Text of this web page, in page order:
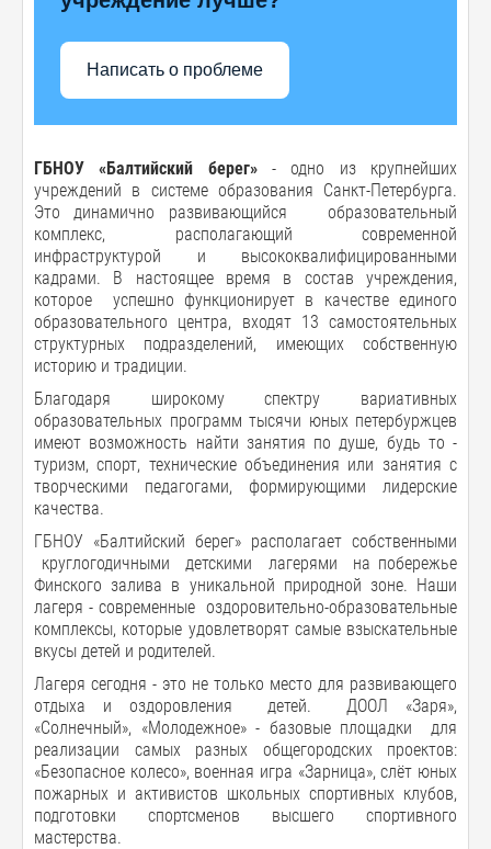
Написать о проблеме
ГБНОУ «Балтийский берег»- одно из крупнейших
учреждений в системе образования Санкт-Петербурга.
Это динамично развивающийся образовательный
комплекс, располагающий современной
инфраструктурой и высококвалифицированными
кадрами. В настоящее время в состав учреждения,
которое успешно функционирует в качестве единого
образовательного центра, входят 13 самостоятельных
структурных подразделений, имеющих собственную
историю и традиции.
Благодаря широкому спектру вариативных
образовательных программ тысячи юных петербуржцев
имеют возможность найти занятия по душе, будь то -
туризм, спорт, технические объединения или занятия с
творческими педагогами, формирующими лидерские
качества.
ГБНОУ «Балтийский берег» располагает собственными
круглогодичными детскими лагерями на побережье
Финского залива в уникальной природной зоне. Наши
лагеря - современные оздоровительно-образовательные
комплексы, которые удовлетворят самые взыскательные
вкусы детей и родителей.
Лагеря сегодня - это не только место для развивающего
отдыха и оздоровления детей. ДООЛ «Заря»,
«Солнечный», «Молодежное» - базовые площадки для
реализации самых разных общегородских проектов:
«Безопасное колесо», военная игра «Зарница», слёт юных
пожарных и активистов школьных спортивных клубов,
подготовки спортсменов высшего спортивного
мастерства.